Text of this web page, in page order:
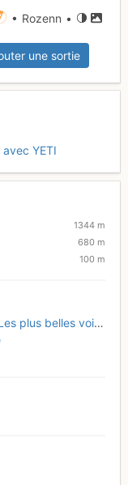
• Rozenn •
une sortie
YETI
1344 m
680 m
100 m
plus belles voies